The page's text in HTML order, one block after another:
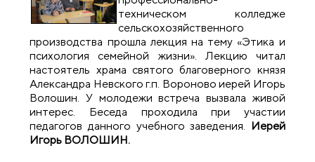
техническом колледже
сельскохозяйственного
производства прошла лекция на тему «Этика и
психология семейной жизни». Лекцию читал
настоятель храма святого благоверного князя
Александра Невского г.п. Вороново иерей Игорь
Волошин. У молодежи встреча вызвала живой
интерес. Беседа проходила при участии
педагогов данного учебного заведения. Иерей
Игорь ВОЛОШИН.